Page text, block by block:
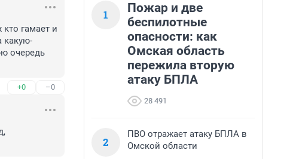
гамает и
какую-
очередь
+0 –0
1
Пожар и две
беспилотные
опасности: как
Омская область
пережила вторую
атаку БПЛА
28 491
2
ПВО отражает атаку БПЛА в
Омской области